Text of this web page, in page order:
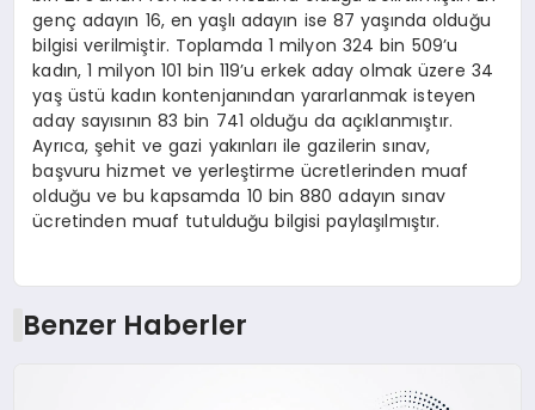
genç adayın 16, en yaşlı adayın ise 87 yaşında olduğu
bilgisi verilmiştir. Toplamda 1 milyon 324 bin 509’u
kadın, 1 milyon 101 bin 119’u erkek aday olmak üzere 34
yaş üstü kadın kontenjanından yararlanmak isteyen
aday sayısının 83 bin 741 olduğu da açıklanmıştır.
Ayrıca, şehit ve gazi yakınları ile gazilerin sınav,
başvuru hizmet ve yerleştirme ücretlerinden muaf
olduğu ve bu kapsamda 10 bin 880 adayın sınav
ücretinden muaf tutulduğu bilgisi paylaşılmıştır.
Benzer Haberler